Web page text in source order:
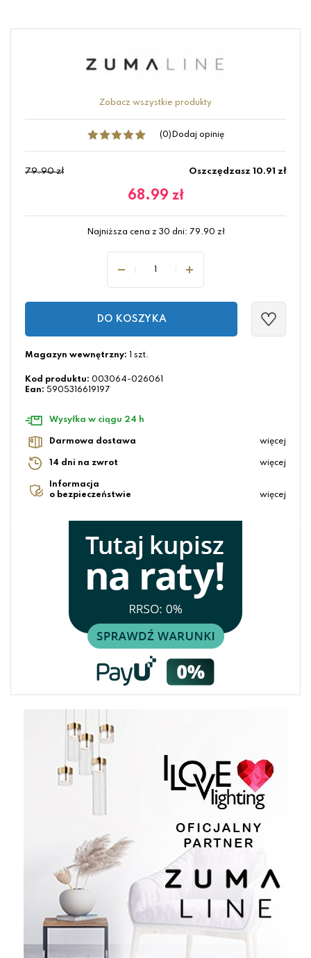
Zobacz wszystkie produkty
(0) Dodaj opinię
79.90 zł Oszczędzasz 10.91 zł
68.99 zł
Najniższa cena z 30 dni: 79.90 zł
DO KOSZYKA
Magazyn wewnętrzny: 1 szt.
Kod produktu: 003064-026061
Ean: 5905316619197
Wysyłka w ciągu 24 h
Darmowa dostawa więcej
14 dni na zwrot więcej
Informacja
o bezpieczeństwie
więcej